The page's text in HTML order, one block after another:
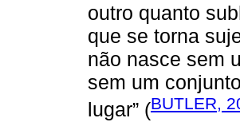
outro quanto
que se torna
não nasce sem
sem um
lugar” (BUTLER,